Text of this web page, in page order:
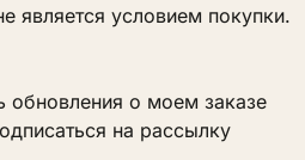
является условием покупки.
обновления о моем заказе
на рассылку